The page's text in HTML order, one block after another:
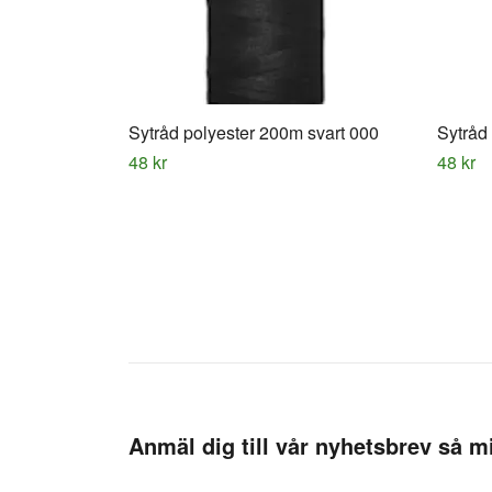
Sytråd polyester 200m svart 000
48 kr
48 kr
Anmäl dig till vår nyhetsbrev så